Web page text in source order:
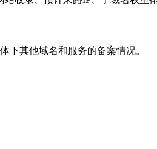
下其他域名和服务的备案情况。